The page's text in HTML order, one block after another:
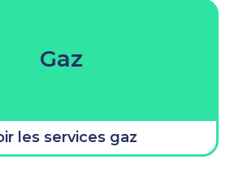
Gaz
les services gaz